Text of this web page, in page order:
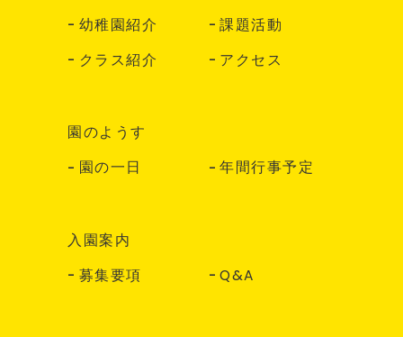
幼稚園紹介
課題活動
クラス紹介
アクセス
園のようす
園の一日
年間行事予定
入園案内
募集要項
Q&A